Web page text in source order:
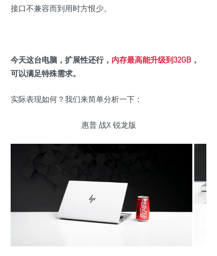
接口不兼容而到用时方恨少。
今天这台电脑，扩展性还行， 内存最高能升级到32GB ，
可以满足特殊需求。
实际表现如何？我们来简单分析一下：
惠普 战X 锐龙版